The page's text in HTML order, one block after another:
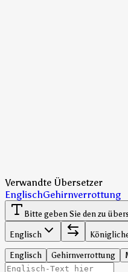
Verwandte Übersetzer
EnglischGehirnverrottung
Bitte geben Sie den zu
Englisch
Englisch
Gehirnverrottung